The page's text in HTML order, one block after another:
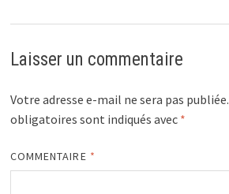
Laisser un commentaire
Votre adresse e-mail ne sera pas publiée.
obligatoires sont indiqués avec *
COMMENTAIRE *